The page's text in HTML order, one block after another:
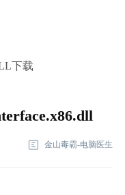
下载
金山毒霸-电脑医生